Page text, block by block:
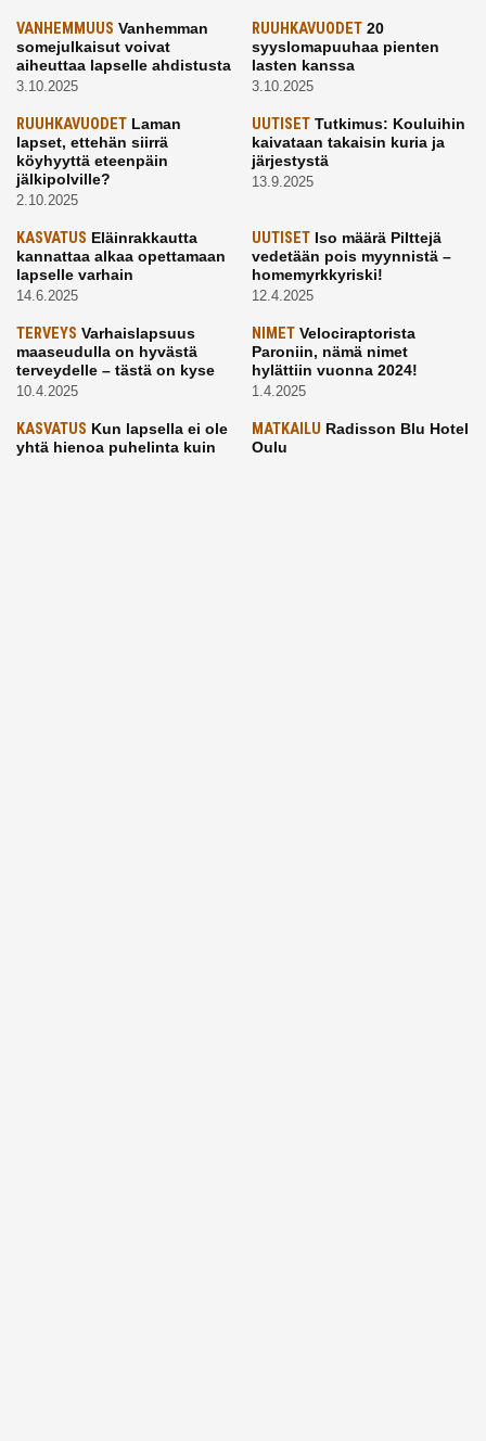
VANHEMMUUS Vanhemman
somejulkaisut voivat
aiheuttaa lapselle ahdistusta
3.10.2025
RUUHKAVUODET20
syyslomapuuhaa pienten
lasten kanssa
3.10.2025
RUUHKAVUODET Laman
lapset, ettehän siirrä
köyhyyttä eteenpäin
jälkipolville?
2.10.2025
UUTISETTutkimus: Kouluihin
kaivataan takaisin kuria ja
järjestystä
13.9.2025
KASVATUS Eläinrakkautta
kannattaa alkaa opettamaan
lapselle varhain
14.6.2025
UUTISETIso määrä Pilttejä
vedetään pois myynnistä –
homemyrkkyriski!
12.4.2025
TERVEYS Varhaislapsuus
maaseudulla on hyvästä
terveydelle – tästä on kyse
10.4.2025
NIMETVelociraptorista
Paroniin, nämä nimet
hylättiin vuonna 2024!
1.4.2025
KASVATUS Kun lapsella ei ole
yhtä hienoa puhelinta kuin
MATKAILU Radisson Blu Hotel
Oulu